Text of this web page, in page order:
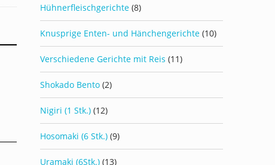
Hühnerfleischgerichte (8)
Knusprige Enten- und Hänchengerichte (10)
Verschiedene Gerichte mit Reis (11)
Shokado Bento (2)
Nigiri (1 Stk.) (12)
Hosomaki (6 Stk.) (9)
Uramaki (6Stk.) (13)